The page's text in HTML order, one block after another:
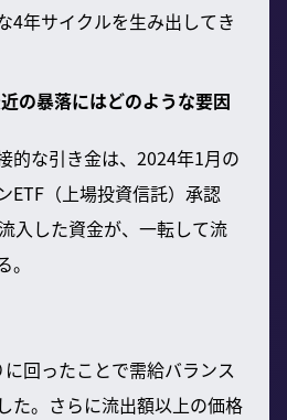
4年サイクルを生み出してき
の暴落にはどのような要因
的な引き金は、2024年1月の
ETF（上場投資信託）承認
入した資金が、一転して流
回ったことで需給バランス
た。さらに流出額以上の価格